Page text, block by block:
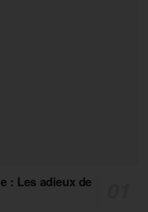
: Les adieux de